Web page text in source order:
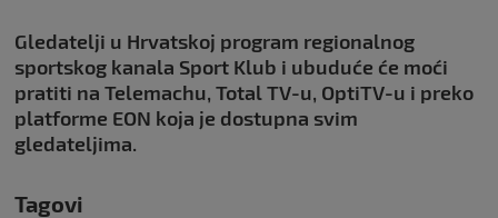
Gledatelji u Hrvatskoj program regionalnog
sportskog kanala Sport Klub i ubuduće će moći
pratiti na Telemachu, Total TV-u, OptiTV-u i preko
platforme EON koja je dostupna svim
gledateljima.
Tagovi